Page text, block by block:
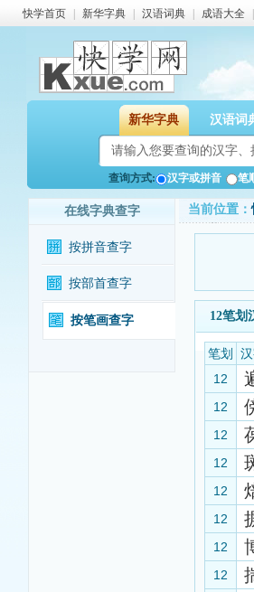
快学首页 新华字典 汉语词典 成语大全
新华字典 汉语词
查询方式: 汉字或拼音 笔
在线字典查字
按拼音查字
按部首查字
按笔画查字
当前位置：
12笔划
笔划
12
12
12
12
12
12
12
12